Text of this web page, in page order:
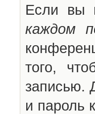
Если вы
каждом
того,
записью.
и пароль